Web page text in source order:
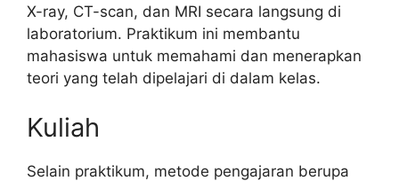
X-ray, CT-scan, dan MRI secara langsung di
laboratorium. Praktikum ini membantu
mahasiswa untuk memahami dan menerapkan
teori yang telah dipelajari di dalam kelas.
Kuliah
Selain praktikum, metode pengajaran berupa